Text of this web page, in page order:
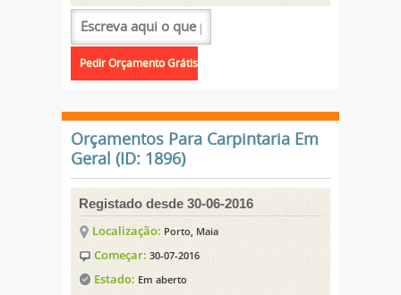
Orçamentos Para Carpintaria Em
Geral (ID: 1896)
Registado desde 30-06-2016
Localização: Porto, Maia
Começar: 30-07-2016
Estado: Em aberto